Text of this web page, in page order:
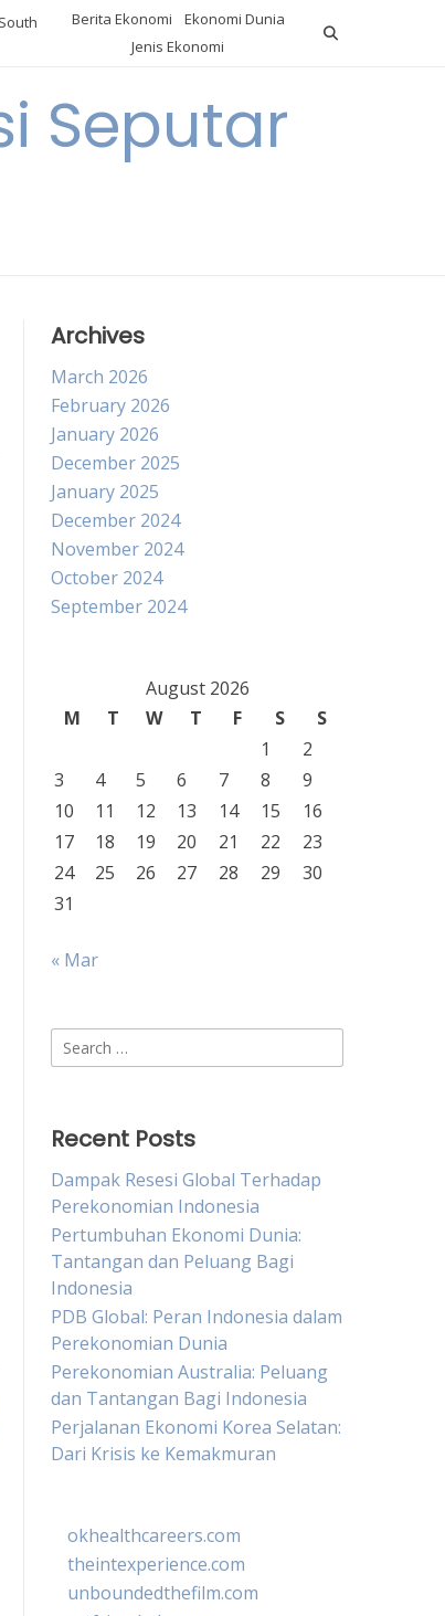
Berita Ekonomi
Ekonomi Dunia
Jenis Ekonomi
Seputar
Archives
March 2026
February 2026
January 2026
December 2025
January 2025
December 2024
November 2024
October 2024
September 2024
August 2026
M
T W T F S
S
1
2
3
4 5 6 7 8
9
10
11 12 13 14 15
16
17
18 19 20 21 22
23
24
25 26 27 28 29
30
31
« Mar
Search
for:
Recent Posts
Dampak Resesi Global Terhadap
Perekonomian Indonesia
Pertumbuhan Ekonomi Dunia:
Tantangan dan Peluang Bagi
Indonesia
PDB Global: Peran Indonesia dalam
Perekonomian Dunia
Perekonomian Australia: Peluang
dan Tantangan Bagi Indonesia
Perjalanan Ekonomi Korea Selatan:
Dari Krisis ke Kemakmuran
okhealthcareers.com
theintexperience.com
unboundedthefilm.com